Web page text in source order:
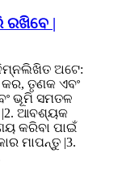
ରଖିବେ |
ଅଟେ:
ତୃଣକ ଏବଂ
ଭୂମି ସମତଳ
|2. ଆବଶ୍ୟକ
କରିବା ପାଇଁ
ମାପନ୍ତୁ |3.